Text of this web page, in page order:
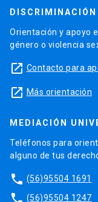
Orientación y apoyo
género o violencia
launch Contacto para
launch Más orientación
MEDIACIÓN
Teléfonos para
alguno de tus
phone (56)95504 1691
phone (56)95504 1247